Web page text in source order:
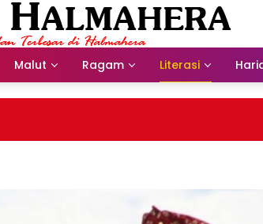
Malut Ragam Literasi